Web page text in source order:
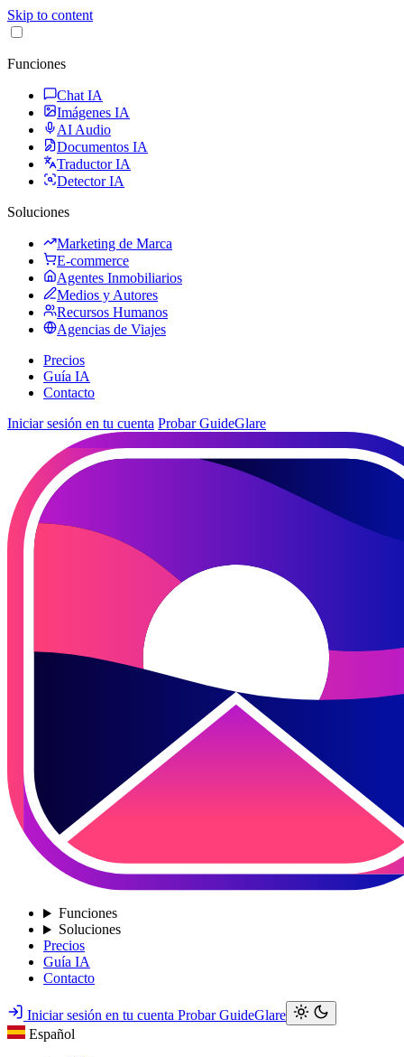
Skip to content
Funciones
Chat IA
Imágenes IA
AI Audio
Documentos IA
Traductor IA
Detector IA
Soluciones
Marketing de Marca
E-commerce
Agentes Inmobiliarios
Medios y Autores
Recursos Humanos
Agencias de Viajes
Precios
Guía IA
Contacto
Iniciar sesión en tu cuenta Probar GuideGlare
Funciones
Soluciones
Precios
Guía IA
Contacto
Iniciar sesión en tu cuenta Probar GuideGlare
Español